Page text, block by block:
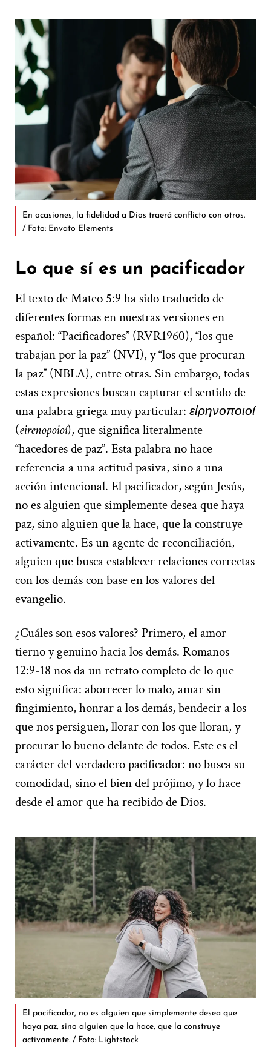
En ocasiones, la fidelidad a Dios traerá conflicto con otros.
/ Foto: Envato Elements
Lo que sí es un pacificador
El texto de Mateo 5:9 ha sido traducido de
diferentes formas en nuestras versiones en
español: “Pacificadores” (RVR1960), “los que
trabajan por la paz” (NVI), y “los que procuran
la paz” (NBLA), entre otras. Sin embargo, todas
estas expresiones buscan capturar el sentido de
una palabra griega muy particular: εἰρηνοποιοί
(eirēnopoioí), que significa literalmente
“hacedores de paz”. Esta palabra no hace
referencia a una actitud pasiva, sino a una
acción intencional. El pacificador, según Jesús,
no es alguien que simplemente desea que haya
paz, sino alguien que la hace, que la construye
activamente. Es un agente de reconciliación,
alguien que busca establecer relaciones correctas
con los demás con base en los valores del
evangelio.
¿Cuáles son esos valores? Primero, el amor
tierno y genuino hacia los demás. Romanos
12:9-18 nos da un retrato completo de lo que
esto significa: aborrecer lo malo, amar sin
fingimiento, honrar a los demás, bendecir a los
que nos persiguen, llorar con los que lloran, y
procurar lo bueno delante de todos. Este es el
carácter del verdadero pacificador: no busca su
comodidad, sino el bien del prójimo, y lo hace
desde el amor que ha recibido de Dios.
El pacificador, no es alguien que simplemente desea que
haya paz, sino alguien que la hace, que la construye
activamente. / Foto: Lightstock